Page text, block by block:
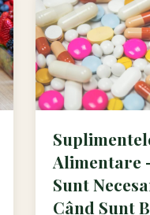
Alimentare
Sunt
Când Sunt